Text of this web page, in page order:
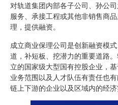
对轨道集团内部各子公司、孙公
服务、承接工程或其他非销售商
理，提供融资。
成立商业保理公司是创新融资模
道，补短板、挖潜力的重要道路
立的国家级大型国有控股企业，
业务范围以及人才队伍有责任也
链上下游的企业以及区域内的经